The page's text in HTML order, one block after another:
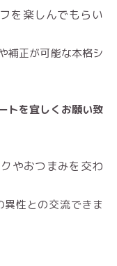
を楽しんでもらい
補正が可能な本格シ
トを宜しくお願い致
やおつまみを交わ
性との交流できま